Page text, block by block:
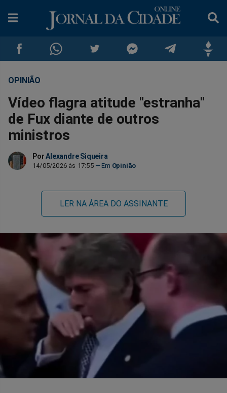
Compartilhar
no
Facebook
Compartilhar
no
Whatsapp
no
no
no
OPINIÃO
Vídeo flagra atitude "estranha"
de Fux diante de outros
ministros
Por Alexandre Siqueira
14/05/2026 às 17:55 Opinião
LER NA ÁREA DO ASSINANTE